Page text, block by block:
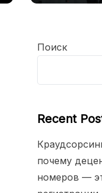
Поиск
Recent
почему
номеров —